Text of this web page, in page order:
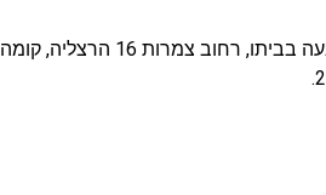
ההלוויה תתקיים ביום שישי, י"ז באלול התשע"ז, ה-8 בספטמבר 2017 בשעה 11:00 בבית העלמין בקיבוץ גבעת השלושה. השבעה בביתו, רחוב צמרות 16 הרצליה, קומה